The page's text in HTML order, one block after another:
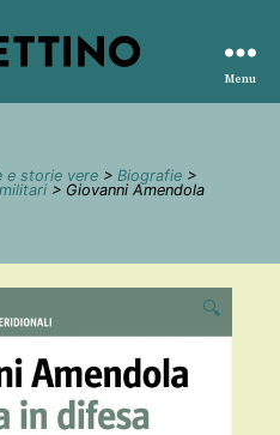
editore
Menu
e storie vere > Biografie >
> Giovanni Amendola
🔍